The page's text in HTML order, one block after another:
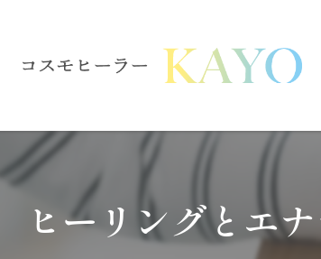
ヒーリングとエ